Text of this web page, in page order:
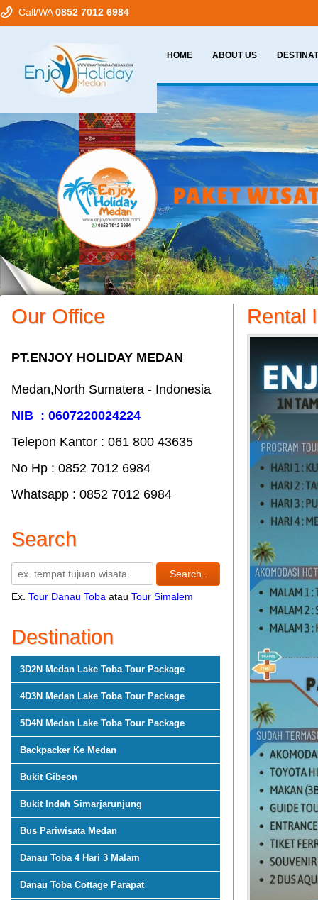
Call/WA0852 7012 6984
HOME ABOUT US
Our Office
PT.ENJOY HOLIDAY MEDAN
Medan,North Sumatera - Indonesia
NIB : 0607220024224
Telepon Kantor : 061‎ 800 43635
No Hp : 0852 7012 6984
Whatsapp : 0852 7012 6984
Search
Ex. Tour Danau Toba atau Tour Simalem
Destination
3D2N Medan Lake Toba Tour Package
4D3N Medan Lake Toba Tour Package
5D4N Medan Lake Toba Tour Package
Backpacker Ke Medan
Bukit Gibeon
Bukit Indah Simarjarunjung
Bus Pariwisata Medan
Danau Toba 4 Hari 3 Malam
Danau Toba Cottage Parapat
Rental